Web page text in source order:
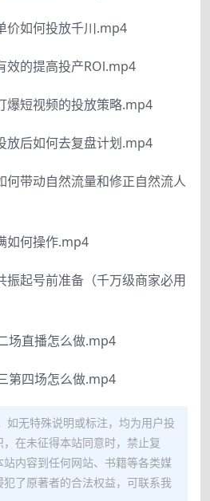
价如何投放千川.mp4
效的提高投产ROl.mp4
爆短视频的投放策略.mp4
放后如何去复盘计划.mp4
何带动自然流量和修正自然流人
如何操作.mp4
振起号前准备（千万级商家必用
场直播怎么做.mp4
第四场怎么做.mp4
如无特殊说明或标注，均为用户投
在未征得本站同意时，禁止复
内容到任何网站、书籍等各类媒
了原著者的合法权益，可联系我